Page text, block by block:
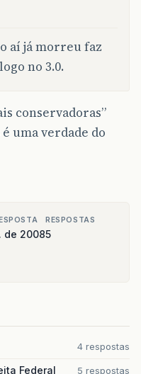
aí já morreu faz
no 3.0.
conservadoras”
uma verdade do
de 2008
RESPOSTAS
5
4 respostas
Federal 5 respostas